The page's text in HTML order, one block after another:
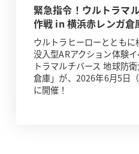
緊急指令！ウルトラマ
作戦 in 横浜赤レンガ倉
ウルトラヒーローととも
没入型ARアクション体験
トラマルチバース 地球防
倉庫」が、2026年6月5日
に開催！